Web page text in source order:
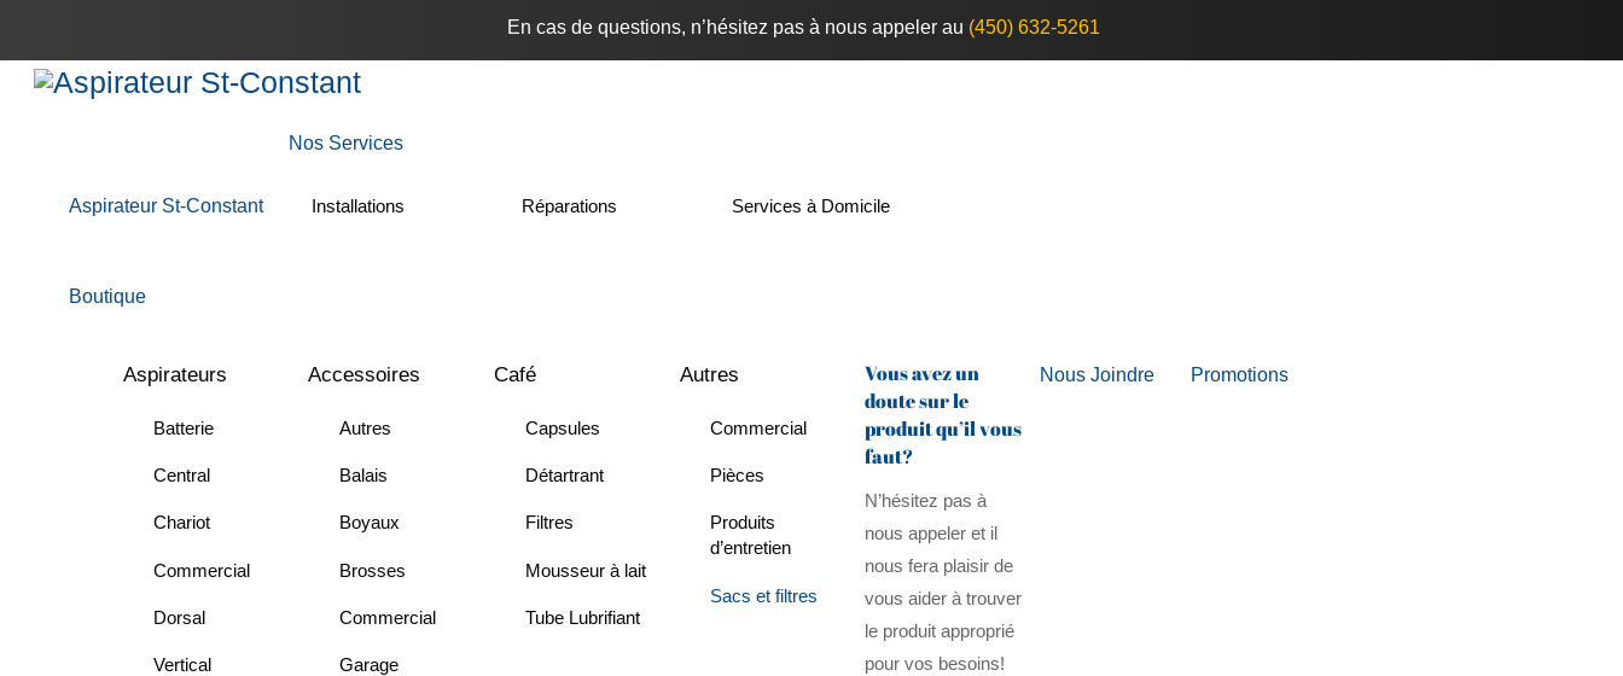
content
En cas de questions, n’hésitez pas à nous appeler au (450) 632-5261
Menu
Aspirateur St-Constant
Nos Services
Installations Réparations Services à Domicile
Boutique
Aspirateurs
Batterie
Central
Chariot
Commercial
Dorsal
Vertical
Accessoires
Autres
Balais
Boyaux
Brosses
Commercial
Garage
Café
Capsules
Détartrant
Filtres
Mousseur à lait
Tube Lubrifiant
Autres
Commercial
Pièces
Produits
d’entretien
Sacs et filtres
Vous avez un
doute sur le
produit qu’il vous
faut?
N’hésitez pas à
nous appeler et il
nous fera plaisir de
vous aider à trouver
le produit approprié
pour vos besoins!
Nous Joindre Promotions